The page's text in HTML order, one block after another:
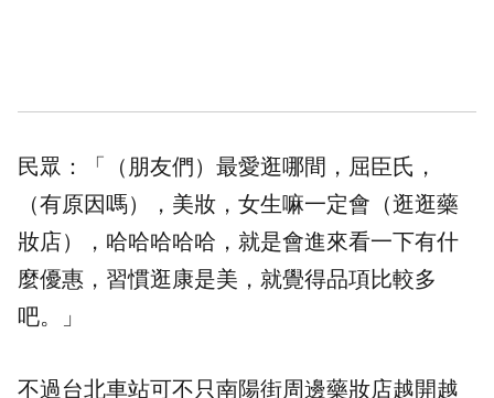
民眾：「（朋友們）最愛逛哪間，屈臣氏，
（有原因嗎），美妝，女生嘛一定會（逛逛藥
妝店），哈哈哈哈哈，就是會進來看一下有什
麼優惠，習慣逛康是美，就覺得品項比較多
吧。」
不過台北車站可不只南陽街周邊藥妝店越開越